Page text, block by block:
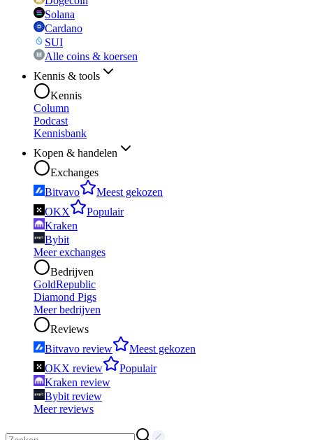
Solana
Cardano
SUI
Alle coins & koersen
Kennis & tools
Kennis
Column
Podcast
Kennisbank
Kopen & handelen
Exchanges
Bitvavo
Meest gekozen
OKX
Populair
Kraken
Bybit
Meer exchanges
Bedrijven
GoldRepublic
Diamond Pigs
Meer bedrijven
Reviews
Bitvavo review
Meest gekozen
OKX review
Populair
Kraken review
Bybit review
Meer reviews